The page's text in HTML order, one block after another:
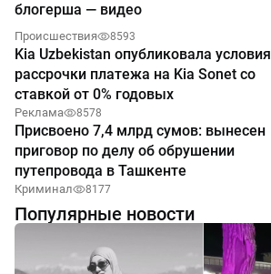
блогерша — видео
Происшествия 8593
Kia Uzbekistan опубликовала условия
рассрочки платежа на Kia Sonet со
ставкой от 0% годовых
Реклама 8578
Присвоено 7,4 млрд сумов: вынесен
приговор по делу об обрушении
путепровода в Ташкенте
Криминал 8177
Популярные новости